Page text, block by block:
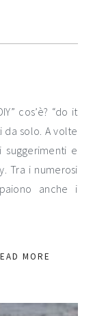
cos’è? “do it
solo. A volte
e
Tra i numerosi
anche i
MORE